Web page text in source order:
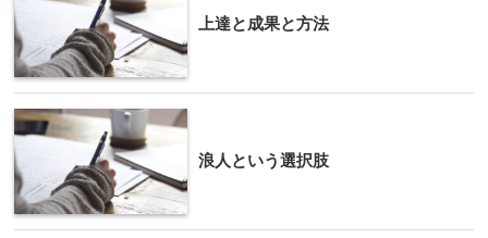
上達と成果と方法
浪人という選択肢